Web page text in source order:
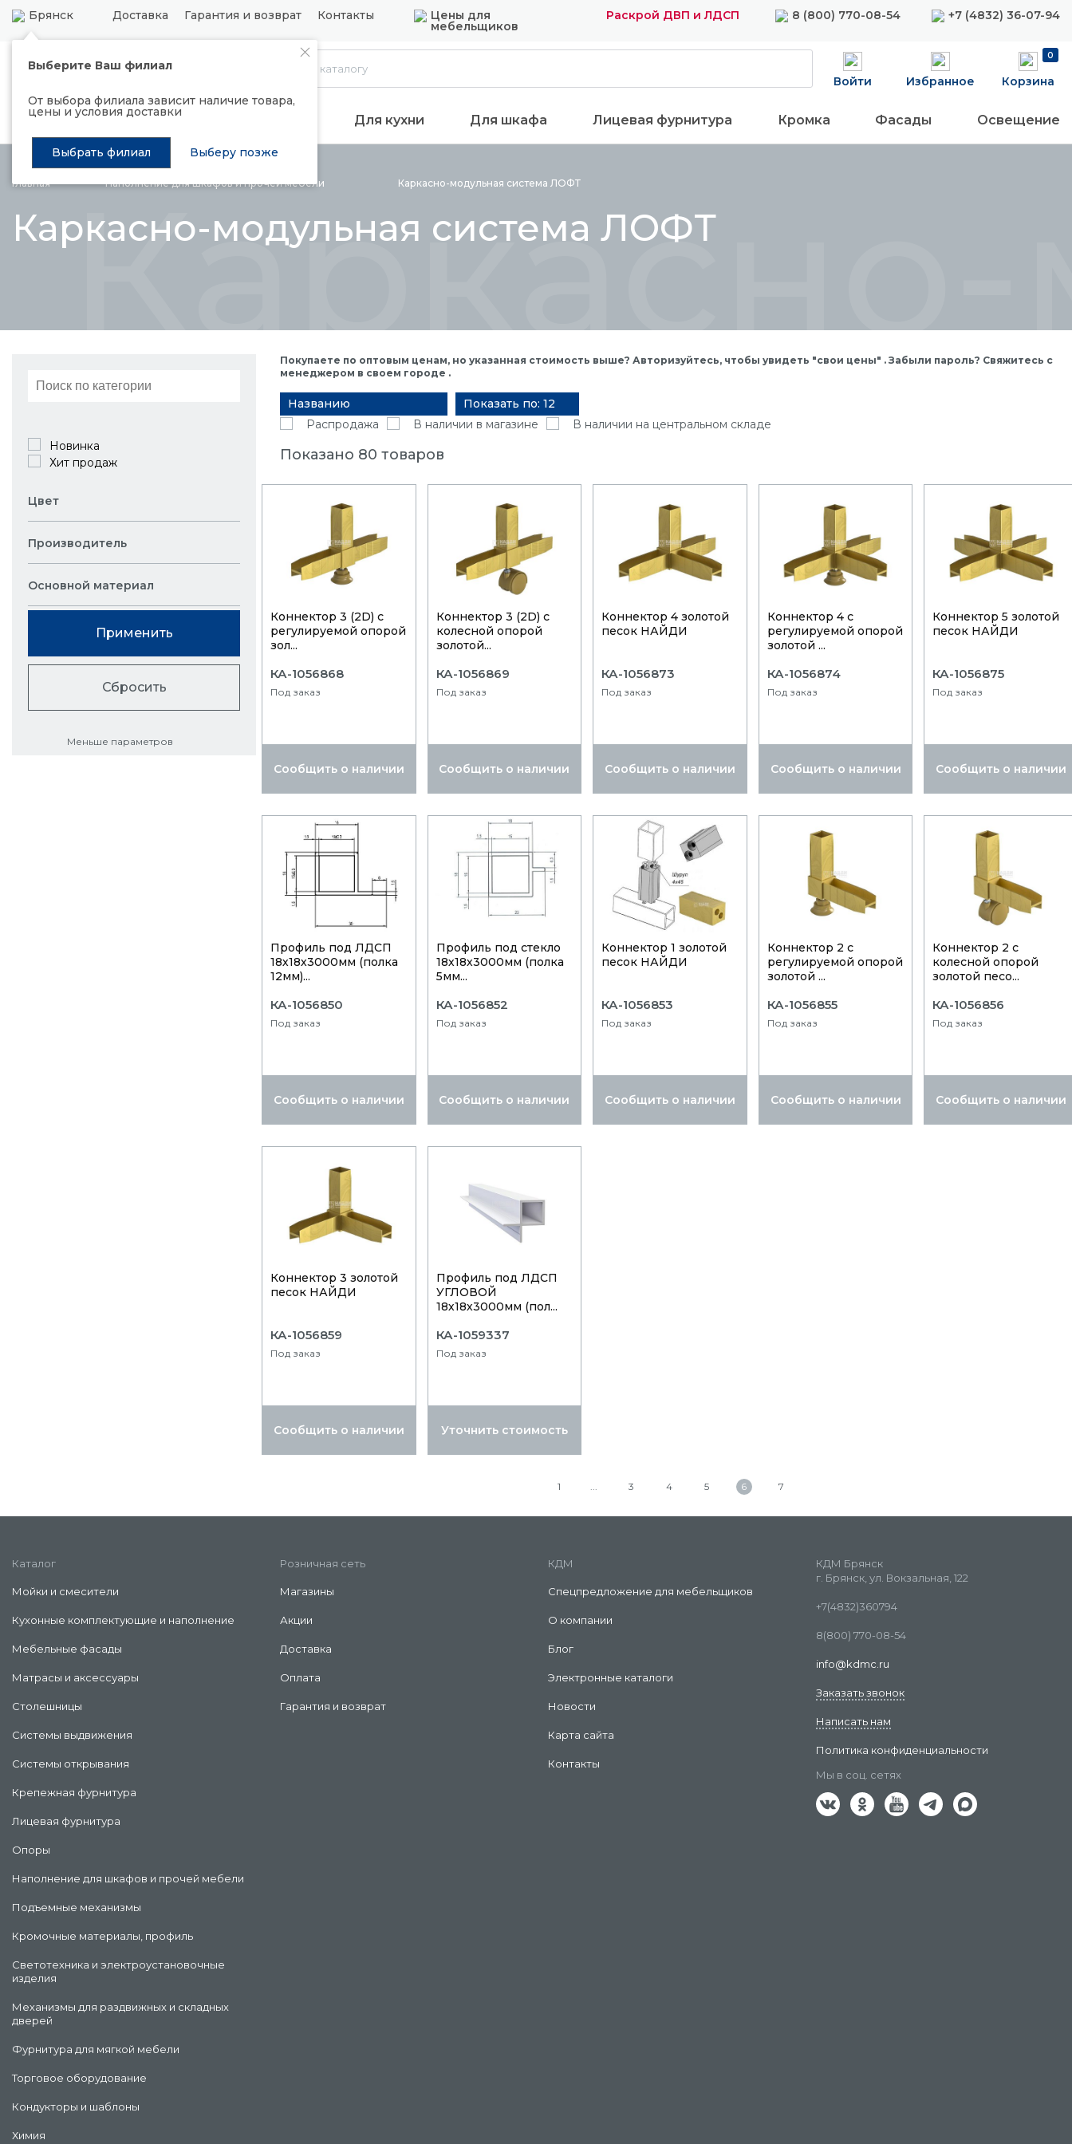
Брянск Доставка Гарантия и возврат Контакты Цены для
мебельщиков
Раскрой ДВП и ЛДСП 8 (800) 770-08-54 +7 (4832) 36-07-94
Выберите Ваш филиал
От выбора филиала зависит наличие товара,
цены и условия доставки
Выбрать филиал Выберу позже
Каталог
Войти Избранное
0
Корзина
Распродажа Подъемные механизмы Для кухни Для шкафа Лицевая фурнитура Кромка Фасады Освещение
Главная Наполнение для шкафов и прочеймебели Каркасно-модульная система ЛОФТ
Каркасно-модульная система ЛОФТ
Новинка
Хит продаж
Цвет
Производитель
Основной материал
Применить
Сбросить
Меньше параметров
Покупаете по оптовым ценам, но указанная стоимость выше? Авторизуйтесь, чтобы увидеть "свои цены" . Забыли пароль? Свяжитесь с
менеджером в своем городе .
Названию
Показать по: 12
Распродажа
В наличии в магазине В наличии на центральном складе
Показано 80 товаров
Коннектор 3 (2D) с
регулируемой опорой
зол...
КА-1056868
Под заказ
Сообщить о наличии
Коннектор 3 (2D) с
колесной опорой
золотой...
КА-1056869
Под заказ
Сообщить о наличии
Коннектор 4 золотой
песок НАЙДИ
КА-1056873
Под заказ
Сообщить о наличии
Коннектор 4 с
регулируемой опорой
золотой ...
КА-1056874
Под заказ
Сообщить о наличии
Коннектор 5 золотой
песок НАЙДИ
КА-1056875
Под заказ
Сообщить о наличии
Профиль под ЛДСП
18х18х3000мм (полка
12мм)...
КА-1056850
Под заказ
Сообщить о наличии
Профиль под стекло
18х18х3000мм (полка
5мм...
КА-1056852
Под заказ
Сообщить о наличии
Коннектор 1 золотой
песок НАЙДИ
КА-1056853
Под заказ
Сообщить о наличии
Коннектор 2 с
регулируемой опорой
золотой ...
КА-1056855
Под заказ
Сообщить о наличии
Коннектор 2 с
колесной опорой
золотой песо...
КА-1056856
Под заказ
Сообщить о наличии
Коннектор 3 золотой
песок НАЙДИ
КА-1056859
Под заказ
Сообщить о наличии
Профиль под ЛДСП
УГЛОВОЙ
18х18х3000мм (пол...
КА-1059337
Под заказ
Уточнить стоимость
1 3 4 5 6 7
Каталог
Мойки и смесители
Кухонные комплектующие и наполнение
Мебельные фасады
Матрасы и аксессуары
Столешницы
Системы выдвижения
Системы открывания
Крепежная фурнитура
Лицевая фурнитура
Опоры
Наполнение для шкафов и прочей мебели
Подъемные механизмы
Кромочные материалы, профиль
Светотехника и электроустановочные
изделия
Механизмы для раздвижных и складных
дверей
Фурнитура для мягкой мебели
Торговое оборудование
Кондукторы и шаблоны
Химия
Розничная сеть
Магазины
Акции
Доставка
Оплата
Гарантия и возврат
КДМ
Спецпредложение для мебельщиков
О компании
Блог
Электронные каталоги
Новости
Карта сайта
Контакты
КДМ Брянск
г. Брянск, ул. Вокзальная, 122
+7(4832)360794
8(800) 770-08-54
info@kdmc.ru
Заказать звонок
Написать нам
Политика конфиденциальности
Мы в соц. сетях